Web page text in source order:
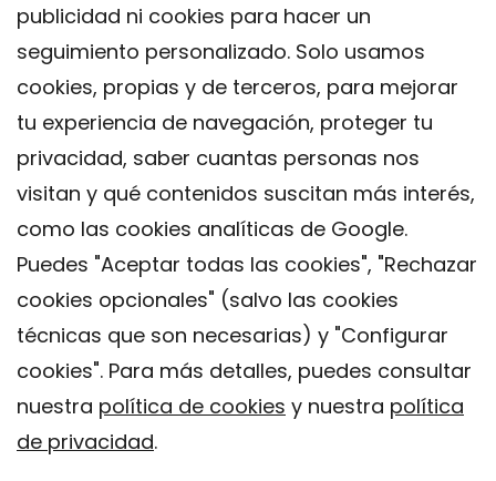
publicidad ni cookies para hacer un
seguimiento personalizado. Solo usamos
cookies, propias y de terceros, para mejorar
tu experiencia de navegación, proteger tu
privacidad, saber cuantas personas nos
visitan y qué contenidos suscitan más interés,
como las cookies analíticas de Google.
Puedes "Aceptar todas las cookies", "Rechazar
cookies opcionales" (salvo las cookies
técnicas que son necesarias) y "Configurar
cookies". Para más detalles, puedes consultar
nuestra política de cookies y nuestra política
de privacidad.
Contacto
Política de privacidad
Política de Cookies